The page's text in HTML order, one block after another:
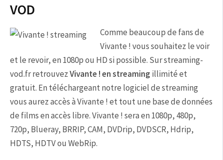
VOD
Comme beaucoup de fans de
Vivante ! vous souhaitez le voir
et le revoir, en 1080p ou HD si possible. Sur streaming-
vod.fr retrouvezVivante ! en streaming illimité et
gratuit. En téléchargeant notre logiciel de streaming
vous aurez accès à Vivante ! et tout une base de données
de films en accès libre. Vivante ! sera en 1080p, 480p,
720p, Blueray, BRRIP, CAM, DVDrip, DVDSCR, Hdrip,
HDTS, HDTV ou WebRip.